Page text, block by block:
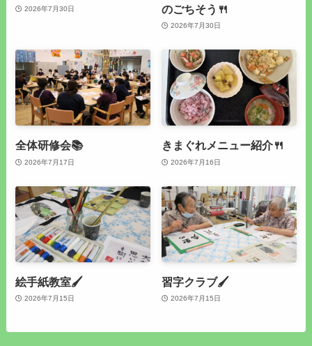
2026年7月30日
のごちそう🍴
2026年7月30日
全体研修会📚
2026年7月17日
きまぐれメニュー紹介🍴
2026年7月16日
絵手紙教室🖌
2026年7月15日
習字クラブ🖌
2026年7月15日